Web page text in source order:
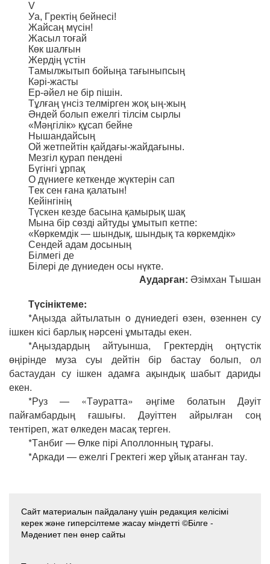
V
Уа, Гректің бейнесі!
Жайсаң мүсін!
Жасыл тоғай
Көк шалғын
Жердің үстін
Тамылжытып бойыңа тағыныпсың
Кәрі-жасты
Ер-әйел не бір пішін.
Тұлғаң үнсіз телмірген жоқ ың-жың
Әндей болып ежелгі тілсім сырлы
«Мәңгілік» құсап бейне
Нышандайсың
Ой жетпейтін қайдағы-жайдағыны.
Мезгіл қурап пендені
Бүгінгі ұрпақ
О дүниеге кеткенде жүктерін сап
Тек сен ғана қалатын!
Кейінгінің
Түскен кезде басына қамырық шақ
Мына бір сөзді айтуды ұмытып кетпе:
«Көркемдік — шындық, шындық та көркемдік»
Сендей адам досының
Білмегі де
Білері де дүниеден осы нүкте.
Аударған: Әзімхан Тышан
Түсініктеме:
*Аңызда айтылатын о дүниедегі өзен, өзеннен су
ішкен кісі барлық нәрсені ұмытады екен.
*Аңыздардың айтуынша, Гректердің оңтүстік
өңірінде муза суы дейтін бір бастау болып, ол
бастаудан су ішкен адамға ақындық шабыт дариды
екен.
*Руз — «Тәуратта» әңгіме болатын Дәуіт
пайғамбардың ғашығы. Дәуіттен айрылған соң
тентіреп, жат өлкеден масақ терген.
*Танбиг — Өлке пірі Аполлонның тұрағы.
*Аркади — ежелгі Гректегі жер ұйық атанған тау.
Сайт материалын пайдалану үшін редакция келісімі
керек және гиперсілтеме жасау міндетті ©Білге -
Мәдениет пен өнер сайты